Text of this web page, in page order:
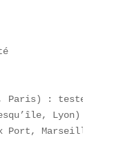
Paris) : testez
Lyon) :
Marseille) :